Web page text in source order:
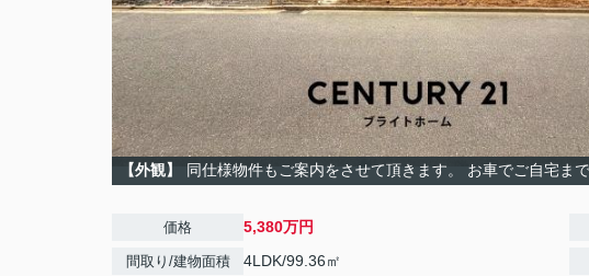
【外観】 同仕様物件もご案内をさせて頂きます。 お車でご自宅まで
価格 5,380万円
間取り/建物面積 4LDK/99.36㎡